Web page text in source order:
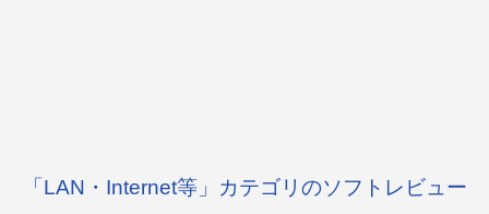
「LAN・Internet等」カテゴリのソフトレビュー